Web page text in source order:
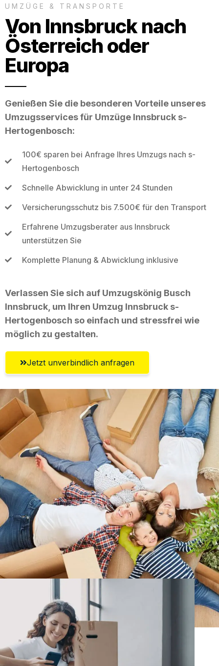
UMZÜGE & TRANSPORTE
Von Innsbruck nach
Österreich oder
Europa
Genießen Sie die besonderen Vorteile unseres
Umzugsservices für Umzüge Innsbruck s-
Hertogenbosch:
100€ sparen bei Anfrage Ihres Umzugs nach s-
Hertogenbosch
Schnelle Abwicklung in unter 24 Stunden
Versicherungsschutz bis 7.500€ für den Transport
Erfahrene Umzugsberater aus Innsbruck
unterstützen Sie
Komplette Planung & Abwicklung inklusive
Verlassen Sie sich auf Umzugskönig Busch
Innsbruck, um Ihren Umzug Innsbruck s-
Hertogenbosch so einfach und stressfrei wie
möglich zu gestalten.
Jetzt unverbindlich anfragen